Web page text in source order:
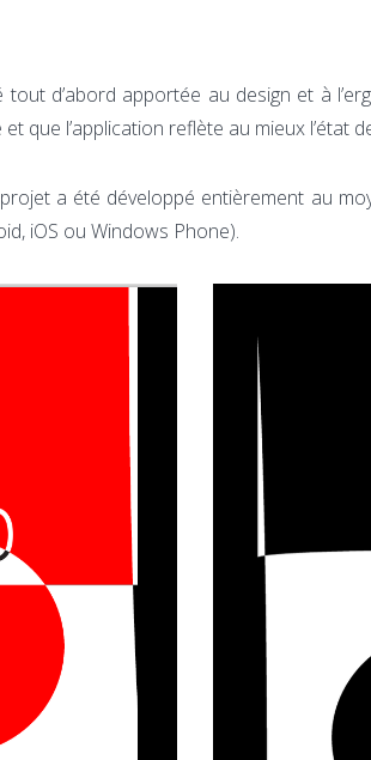
d’abord apportée au design et à
que l’application reflète au mieux l’état
a été développé entièrement au
iOS ou Windows Phone).